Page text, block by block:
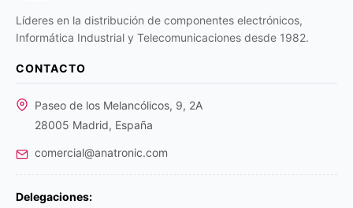
Líderes en la distribución de componentes electrónicos,
Informática Industrial y Telecomunicaciones desde 1982.
CONTACTO
Paseo de los Melancólicos, 9, 2A
28005 Madrid, España
comercial@anatronic.com
Delegaciones: